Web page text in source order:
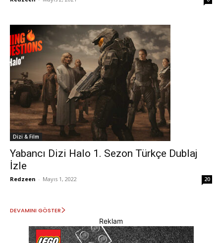
Dizi & Film
Yabancı Dizi Halo 1. Sezon Türkçe Dublaj
İzle
Redzeen - Mayıs 1, 2022 20
DEVAMINI GÖSTER
Reklam